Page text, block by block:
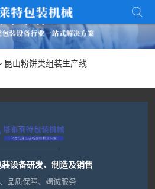
昆山粉饼类组装生产线
设备研发、制造及销售
品质保障、竭诚服务